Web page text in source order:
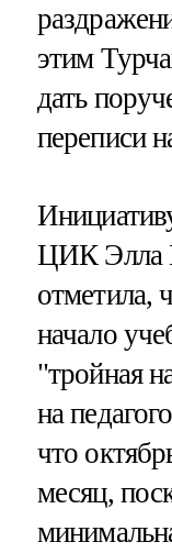
этим
дать
переписи
ЦИК Элла
отметила,
начало
"тройная
на
что
месяц,